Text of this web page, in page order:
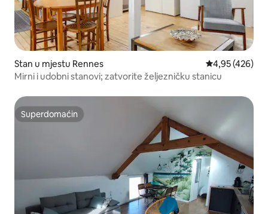
Stan u mjestu Rennes Prosječna
4,95 (426)
Mirni i udobni stanovi; zatvorite željezničku stanicu
Superdomaćin
Superdomaćin